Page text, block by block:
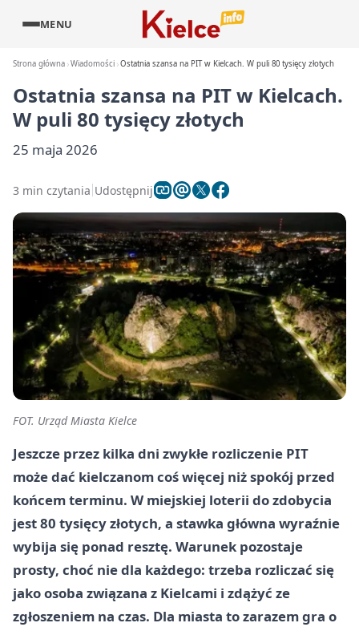
MENU
Strona główna Wiadomości Ostatnia szansa na PIT w Kielcach. W puli 80 tysięcy złotych
Ostatnia szansa na PIT w Kielcach.
W puli 80 tysięcy złotych
25 maja 2026
3 min czytania Udostępnij
FOT. Urząd Miasta Kielce
Jeszcze przez kilka dni zwykłe rozliczenie PIT
może dać kielczanom coś więcej niż spokój przed
końcem terminu. W miejskiej loterii do zdobycia
jest 80 tysięcy złotych, a stawka główna wyraźnie
wybija się ponad resztę. Warunek pozostaje
prosty, choć nie dla każdego: trzeba rozliczać się
jako osoba związana z Kielcami i zdążyć ze
zgłoszeniem na czas. Dla miasta to zarazem gra o